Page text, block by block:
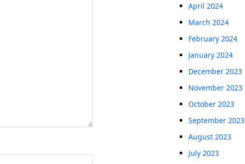
April 2024
March 2024
February 2024
January 2024
December 2023
November 2023
October 2023
September 2023
August 2023
July 2023